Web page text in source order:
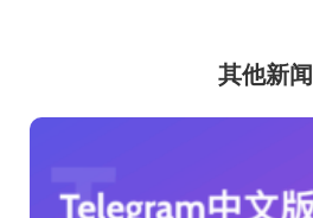
其他新闻